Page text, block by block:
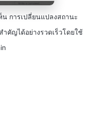
การเปลี่ยนแปลงสถานะ
ำคัญได้อย่างรวดเร็วโดยใช้